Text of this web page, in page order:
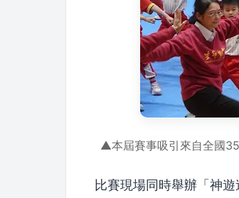
▲本屆賽事吸引來自全國
比賽現場同時舉辦「神